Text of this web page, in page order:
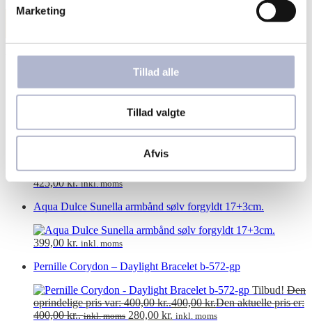
Marketing
Tillad alle
Tillad valgte
Afvis
Varekategorier
Guld armbånd
Lund Copenhagen Armbånd med dagmarkors 10mm forgyldt
425,00kr. inkl. moms
Aqua Dulce Sunella armbånd sølv forgyldt 17+3cm.
399,00 kr. inkl. moms
Pernille Corydon – Daylight Bracelet b-572-gp
Tilbud! Den
oprindelige pris var: 400,00 kr..400,00kr.Den aktuelle pris er:
400,00 kr.. inkl. moms 280,00 kr. inkl. moms